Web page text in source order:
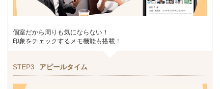
個室だから周りも気にならない！
印象をチェックするメモ機能も搭載！
STEP3 アピールタイム